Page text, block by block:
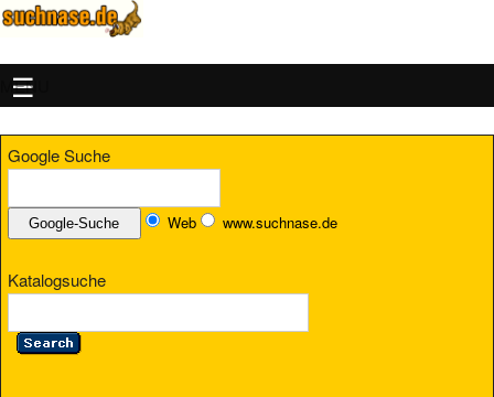
MENU
Google Suche
Web www.suchnase.de
Katalogsuche